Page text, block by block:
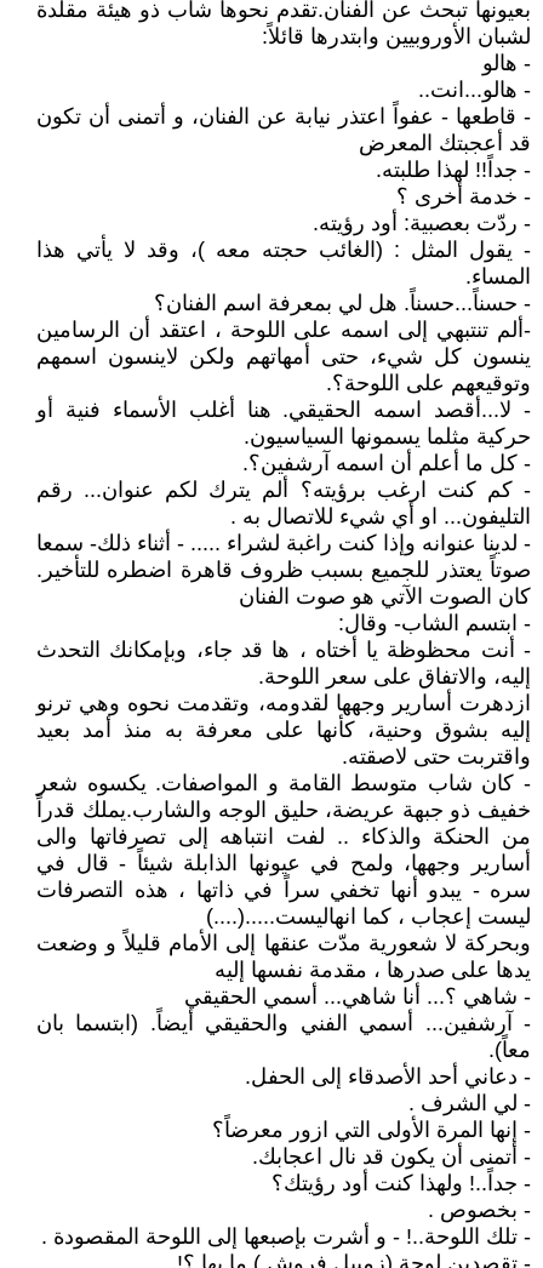
بعيونها تبحث عن الفنان.تقدم نحوها شاب ذو هيئة مقلدة
لشبان الأوروبيين وابتدرها قائلاً:
- هالو
- هالو...انت..
- قاطعها - عفواً اعتذر نيابة عن الفنان، و أتمنى أن تكون
قد أعجبتك المعرض
- جداً!! لهذا طلبته.
- خدمة أخرى ؟
- ردّت بعصبية: أود رؤيته.
- يقول المثل : (الغائب حجته معه )، وقد لا يأتي هذا
المساء.
- حسناً...حسناً. هل لي بمعرفة اسم الفنان؟
-ألم تنتبهي إلى اسمه على اللوحة ، اعتقد أن الرسامين
ينسون كل شيء، حتى أمهاتهم ولكن لاينسون اسمهم
وتوقيعهم على اللوحة؟.
- لا...أقصد اسمه الحقيقي. هنا أغلب الأسماء فنية أو
حركية مثلما يسمونها السياسيون.
- كل ما أعلم أن اسمه آرشفين؟.
- كم كنت ارغب برؤيته؟ ألم يترك لكم عنوان... رقم
التليفون... او أي شيء للاتصال به .
- لدينا عنوانه وإذا كنت راغبة لشراء ..... - أثناء ذلك- سمعا
صوتاً يعتذر للجميع بسبب ظروف قاهرة اضطره للتأخير.
كان الصوت الآتي هو صوت الفنان
- ابتسم الشاب- وقال:
- أنت محظوظة يا أختاه ، ها قد جاء، وبإمكانك التحدث
إليه، والاتفاق على سعر اللوحة.
ازدهرت أسارير وجهها لقدومه، وتقدمت نحوه وهي ترنو
إليه بشوق وحنية، كأنها على معرفة به منذ أمد بعيد
واقتربت حتى لاصقته.
- كان شاب متوسط القامة و المواصفات. يكسوه شعر
خفيف ذو جبهة عريضة، حليق الوجه والشارب.يملك قدراً
من الحنكة والذكاء .. لفت انتباهه إلى تصرفاتها والى
أسارير وجهها، ولمح في عيونها الذابلة شيئاً - قال في
سره - يبدو أنها تخفي سراً في ذاتها ، هذه التصرفات
ليست إعجاب ، كما انهاليست.....(....)
وبحركة لا شعورية مدّت عنقها إلى الأمام قليلاً و وضعت
يدها على صدرها ، مقدمة نفسها إليه
- شاهي ؟... أنا شاهي... أسمي الحقيقي
- آرشفين... أسمي الفني والحقيقي أيضاً. (ابتسما بان
معاً).
- دعاني أحد الأصدقاء إلى الحفل.
- لي الشرف .
- إنها المرة الأولى التي ازور معرضاً؟
- أتمنى أن يكون قد نال اعجابك.
- جداً..! ولهذا كنت أود رؤيتك؟
- بخصوص .
- تلك اللوحة..! - و أشرت بإصبعها إلى اللوحة المقصودة .